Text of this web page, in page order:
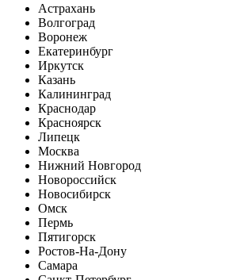
Астрахань
Волгоград
Воронеж
Екатеринбург
Иркутск
Казань
Калининград
Краснодар
Красноярск
Липецк
Москва
Нижний Новгород
Новороссийск
Новосибирск
Омск
Пермь
Пятигорск
Ростов-На-Дону
Самара